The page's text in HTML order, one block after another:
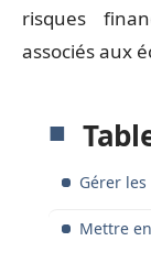
risques
associés aux
Gérer
Mettre